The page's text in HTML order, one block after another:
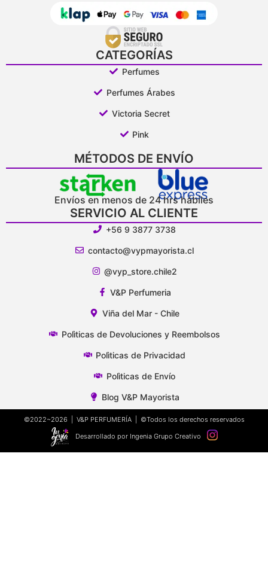
CATEGORÍAS
Perfumes
Perfumes Árabes
Victoria Secret
Pink
MÉTODOS DE ENVÍO
Envíos en menos de 24 hrs hábiles
SERVICIO AL CLIENTE
+56 9 3877 3738
contacto@vypmayorista.cl
@vyp_store.chile2
V&P Perfumeria
Viña del Mar - Chile
Polìticas de Devoluciones y Reembolsos
Polìticas de Privacidad
Polìticas de Envío
Blog V&P Mayorista
©2022~2026 | V&P PERFUMERÍA | ©Todos los derechos reservados
Desarrollado por Ingenia Grupo Creativo